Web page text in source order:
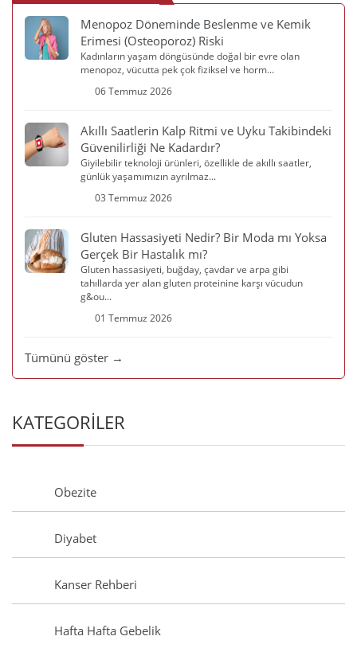
Menopoz Döneminde Beslenme ve Kemik
Erimesi (Osteoporoz) Riski
Kadınların yaşam döngüsünde doğal bir evre olan
menopoz, vücutta pek çok fiziksel ve horm...
06 Temmuz 2026
Akıllı Saatlerin Kalp Ritmi ve Uyku Takibindeki
Güvenilirliği Ne Kadardır?
Giyilebilir teknoloji ürünleri, özellikle de akıllı saatler,
günlük yaşamımızın ayrılmaz...
03 Temmuz 2026
Gluten Hassasiyeti Nedir? Bir Moda mı Yoksa
Gerçek Bir Hastalık mı?
Gluten hassasiyeti, buğday, çavdar ve arpa gibi
tahıllarda yer alan gluten proteinine karşı vücudun
g&ou...
01 Temmuz 2026
Tümünü göster →
KATEGORİLER
Obezite
Diyabet
Kanser Rehberi
Hafta Hafta Gebelik